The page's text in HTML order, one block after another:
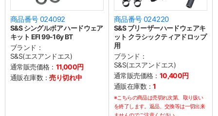
商品番号 024092
S&S シングルボア ハードウェア
キット EFI 99-16y BT
ブランド：
S&S(エスアンドエス)
通常販売価格： 11,000円
通販在庫数：売り切れ中
商品番号 024220
S&S ブリーザーハードウェアキ
ット クラシックティアドロップ
用
ブランド：
S&S(エスアンドエス)
通常販売価格： 10,400円
通販在庫数：1
※こちらの商品は売切れ次第、取り扱い
を終了します。返品、交換等は一切出来